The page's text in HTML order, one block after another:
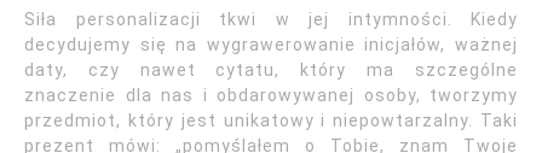
Siła personalizacji tkwi w jej intymności. Kiedy
decydujemy się na wygrawerowanie inicjałów, ważnej
daty, czy nawet cytatu, który ma szczególne
znaczenie dla nas i obdarowywanej osoby, tworzymy
przedmiot, który jest unikatowy i niepowtarzalny. Taki
prezent mówi: „pomyślałem o Tobie, znam Twoje